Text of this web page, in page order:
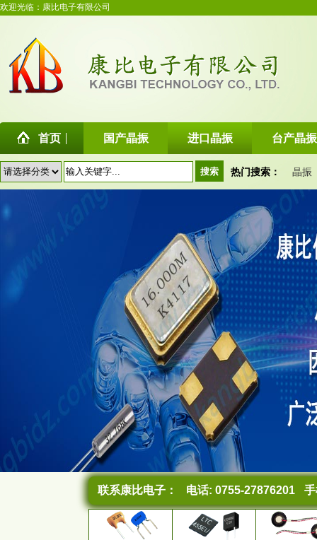
欢迎光临：康比电子有限公司
首页 国产晶振 进口晶振 台产晶振
热门搜索： 晶振
联系康比电子： 电话: 0755-27876201